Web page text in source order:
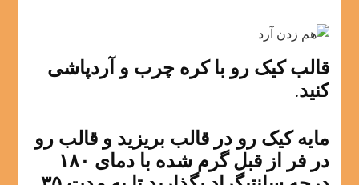
قالب کیک رو با کره چرب و آردپاشی
کنید.
مایه کیک رو در قالب بریزید و قالب رو
در فر از قبل گرم شده با دمای ۱۸۰